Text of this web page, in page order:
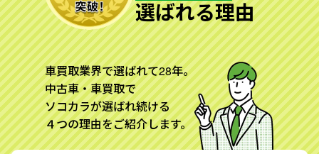
選ばれる理由
車買取業界で選ばれて28年。
中古車・車買取で
ソコカラが選ばれ続ける
４つの理由をご紹介します。